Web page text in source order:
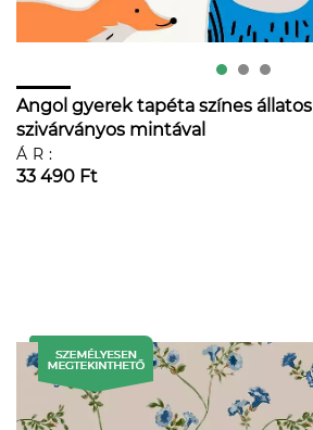
Angol gyerek tapéta színes állatos
szivárványos mintával
ÁR:
33 490 Ft